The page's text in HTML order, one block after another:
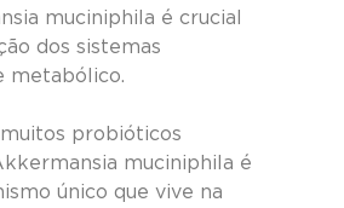
muciniphila é crucial
dos sistemas
metabólico.
probióticos
muciniphila é
único que vive na